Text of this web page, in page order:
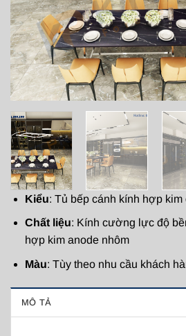
Kiểu: Tủ bếp cánh kính hợp
Chất liệu: Kính cường lực độ
hợp kim anode nhôm
Màu: Tùy theo nhu cầu khách
MÔ TẢ